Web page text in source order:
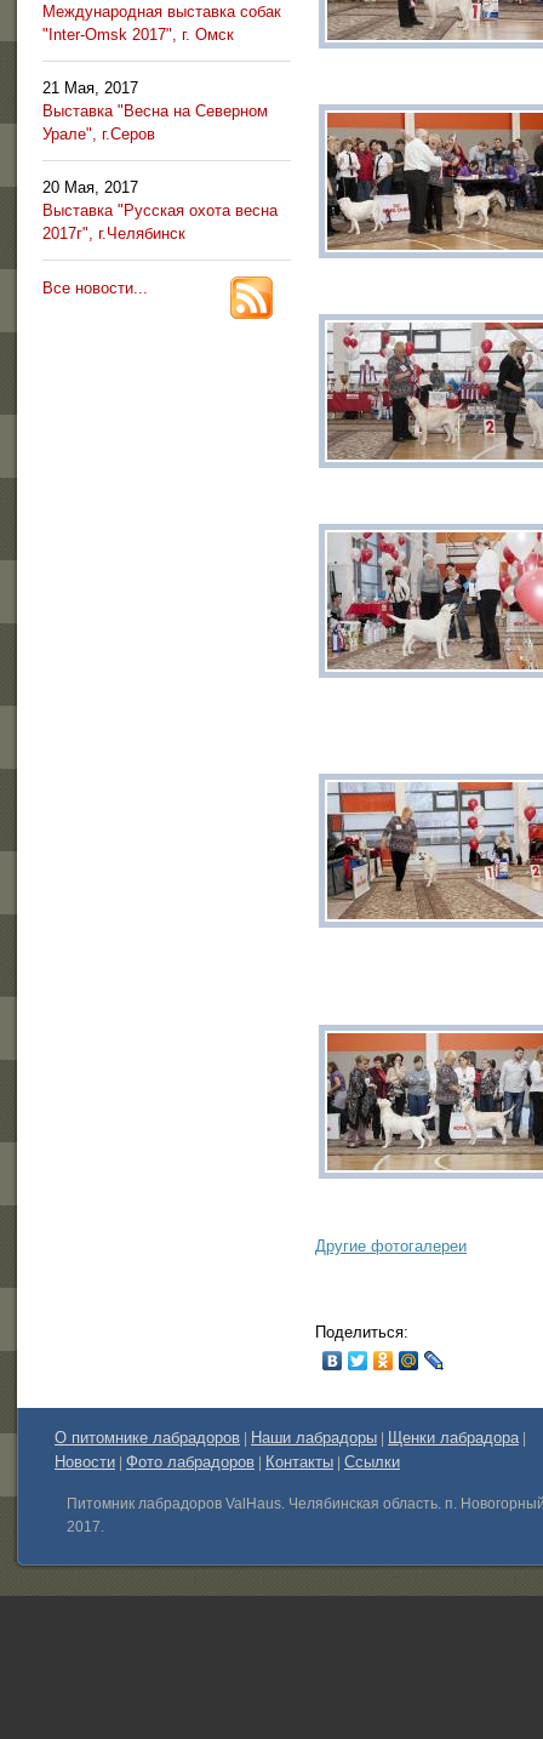
Международная выставка собак
"Inter-Omsk 2017", г. Омск
21 Мая, 2017
Выставка "Весна на Северном
Урале", г.Серов
20 Мая, 2017
Выставка "Русская охота весна
2017г", г.Челябинск
Все новости...
Другие фотогалереи
Поделиться:
О питомнике лабрадоров | Наши лабрадоры | Щенки лабрадора |
Новости | Фото лабрадоров | Контакты | Ссылки
Питомник лабрадоров ValHaus. Челябинская область. п.
2017.